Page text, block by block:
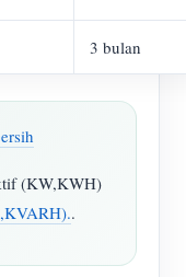
3 bulan
(KW,KWH)
.